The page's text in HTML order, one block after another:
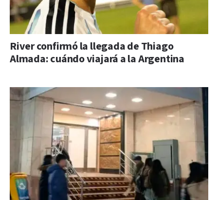
River confirmó la llegada de Thiago
Almada: cuándo viajará a la Argentina